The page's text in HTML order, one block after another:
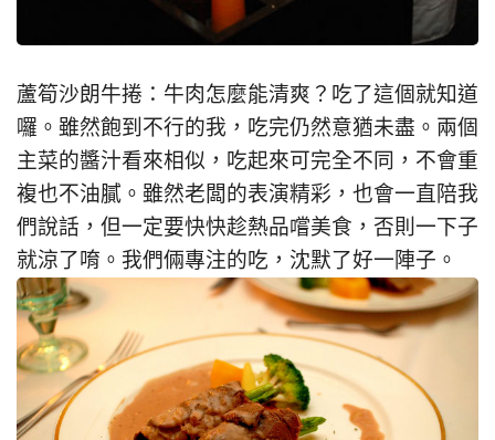
蘆筍沙朗牛捲：牛肉怎麼能清爽？吃了這個就知道
囉。雖然飽到不行的我，吃完仍然意猶未盡。兩個
主菜的醬汁看來相似，吃起來可完全不同，不會重
複也不油膩。雖然老闆的表演精彩，也會一直陪我
們說話，但一定要快快趁熱品嚐美食，否則一下子
就涼了唷。我們倆專注的吃，沈默了好一陣子。